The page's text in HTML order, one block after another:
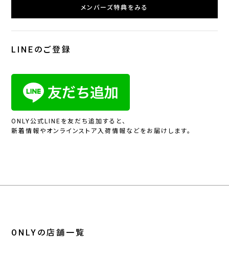
メンバーズ特典をみる
LINEのご登録
ONLY公式LINEを友だち追加すると、
新着情報やオンラインストア入荷情報などをお届けします。
ONLYの店舗一覧